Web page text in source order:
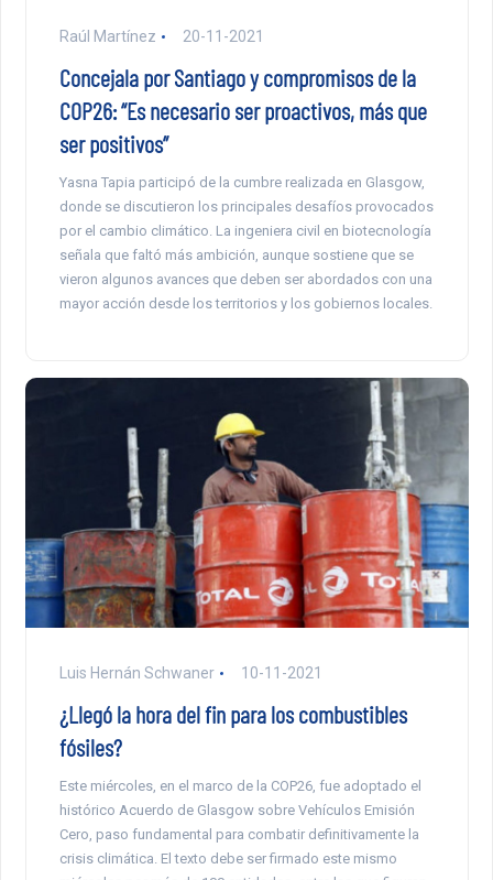
Raúl Martínez 20-11-2021
Concejala por Santiago y compromisos de la
COP26: “Es necesario ser proactivos, más que
ser positivos”
Yasna Tapia participó de la cumbre realizada en Glasgow,
donde se discutieron los principales desafíos provocados
por el cambio climático. La ingeniera civil en biotecnología
señala que faltó más ambición, aunque sostiene que se
vieron algunos avances que deben ser abordados con una
mayor acción desde los territorios y los gobiernos locales.
Luis Hernán Schwaner 10-11-2021
¿Llegó la hora del fin para los combustibles
fósiles?
Este miércoles, en el marco de la COP26, fue adoptado el
histórico Acuerdo de Glasgow sobre Vehículos Emisión
Cero, paso fundamental para combatir definitivamente la
crisis climática. El texto debe ser firmado este mismo